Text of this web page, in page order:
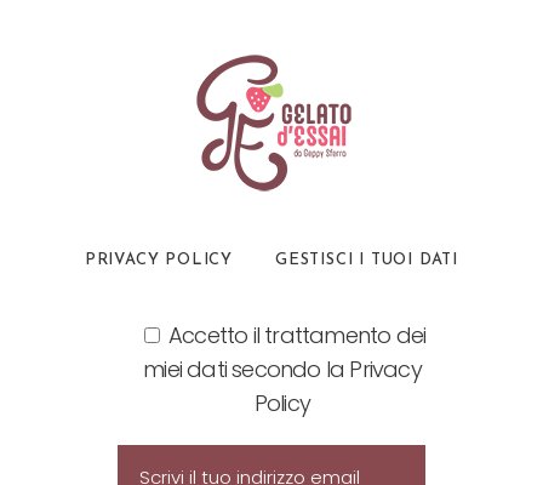
PRIVACY POLICY GESTISCI I TUOI DATI
Accetto il trattamento dei
miei dati secondo la Privacy
Policy